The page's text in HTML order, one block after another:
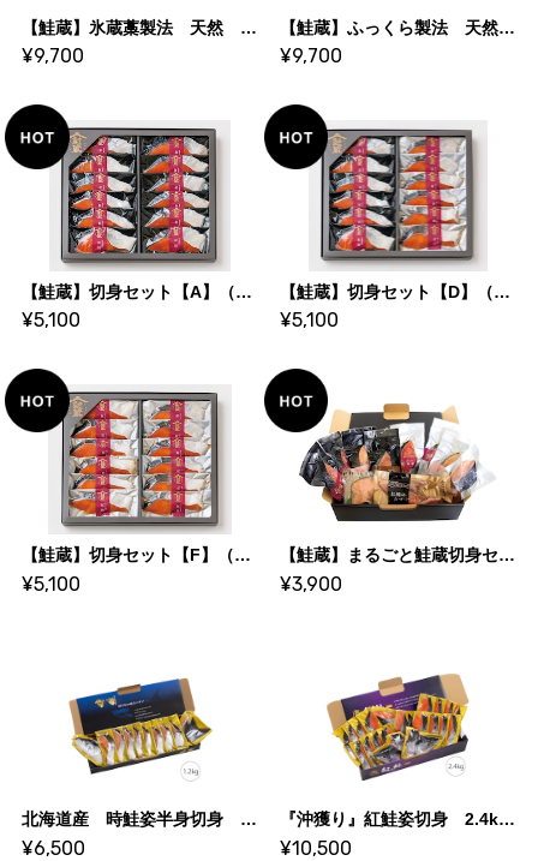
【鮭蔵】氷蔵藁製法 天然 白鮭姿切身 2.4kg
¥9,700
【鮭蔵】ふっくら製法 天然 白鮭姿切身 2.4kg
¥9,700
【鮭蔵】切身セット【A】（氷蔵藁製法）
¥5,100
【鮭蔵】切身セット【D】（氷蔵藁製法・ふっくら製法）
¥5,100
【鮭蔵】切身セット【F】（ふっくら製法）
¥5,100
【鮭蔵】まるごと鮭蔵切身セット（氷蔵藁製法・ふっくら製法）
¥3,900
北海道産 時鮭姿半身切身 1.2kg【羅臼産海洋深層水仕込み】低温熟成 数量限定
¥6,500
『沖獲り』紅鮭姿切身 2.4kg【羅臼産海洋深層水仕込み】低温熟成
¥10,500